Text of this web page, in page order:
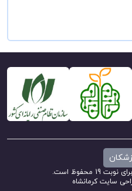
محفوظ است.
سایت کرمانشاه